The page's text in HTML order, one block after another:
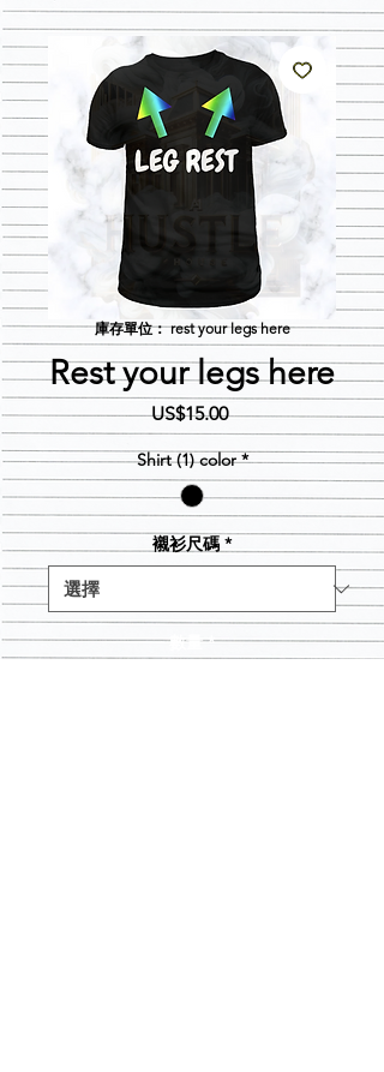
庫存單位： rest your legs here
Rest your legs here
US$15.00價
格
Shirt (1) color *
襯衫尺碼 *
數量 *